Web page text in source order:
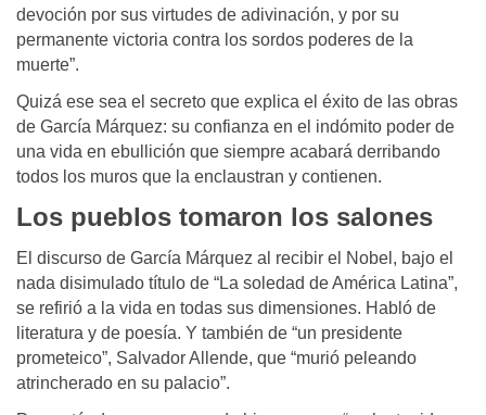
devoción por sus virtudes de adivinación, y por su
permanente victoria contra los sordos poderes de la
muerte”.
Quizá ese sea el secreto que explica el éxito de las obras
de García Márquez: su confianza en el indómito poder de
una vida en ebullición que siempre acabará derribando
todos los muros que la enclaustran y contienen.
Los pueblos tomaron los salones
El discurso de García Márquez al recibir el Nobel, bajo el
nada disimulado título de “La soledad de América Latina”,
se refirió a la vida en todas sus dimensiones. Habló de
literatura y de poesía. Y también de “un presidente
prometeico”, Salvador Allende, que “murió peleando
atrincherado en su palacio”.